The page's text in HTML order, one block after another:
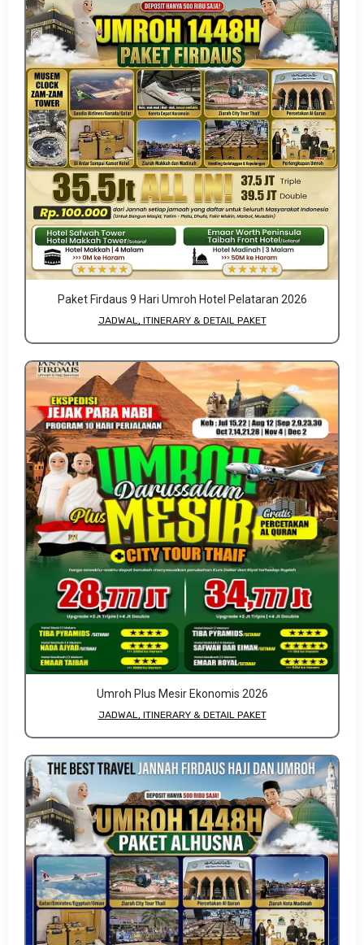
Paket Firdaus 9 Hari Umroh Hotel Pelataran 2026
JADWAL, ITINERARY & DETAIL PAKET
Umroh Plus Mesir Ekonomis 2026
JADWAL, ITINERARY & DETAIL PAKET